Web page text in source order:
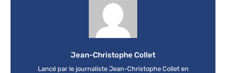
Jean-Christophe Collet
Lancé par le journaliste Jean-Christophe Collet en